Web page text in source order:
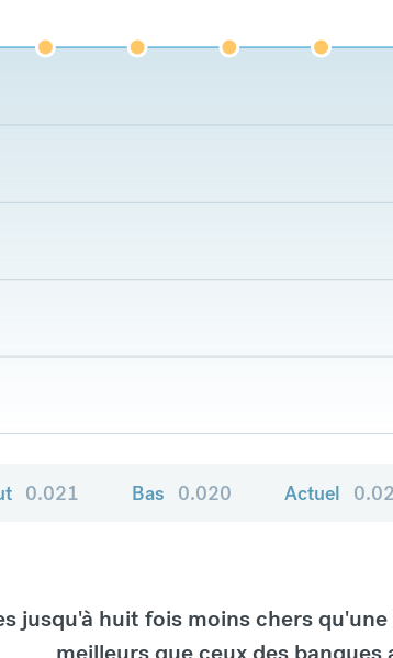
0.021 Bas 0.020 Actuel
jusqu'à huit fois moins chers
meilleurs que ceux des banques